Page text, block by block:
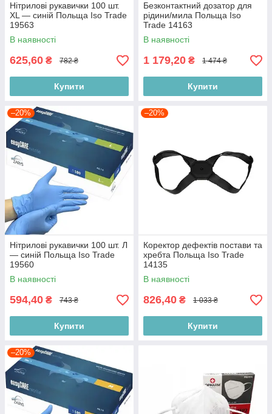
Нітрилові рукавички 100 шт.
ХL — синій Польща Iso Trade
19563
В наявності
625,60 ₴ 782 ₴
Купити
Безконтактний дозатор для
рідини/мила Польща Iso
Trade 14163
В наявності
1 179,20 ₴ 1 474 ₴
Купити
–20%
Нітрилові рукавички 100 шт. Л
— синій Польща Iso Trade
19560
В наявності
594,40 ₴ 743 ₴
Купити
–20%
Коректор дефектів постави та
хребта Польща Iso Trade
14135
В наявності
826,40 ₴ 1 033 ₴
Купити
–20%